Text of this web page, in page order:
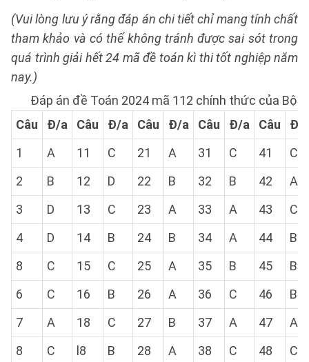
(Vui lòng lưu ý rằng đáp án chi tiết chỉ mang tính chất
tham khảo và có thể không tránh được sai sót trong
quá trình giải hết 24 mã đề toán kì thi tốt nghiệp năm
nay.)
Đáp án đề Toán 2024 mã 112 chính thức của Bộ
Câu
Đ/a Câu Đ/a Câu Đ/a Câu Đ/a Câu
Đ/
1
A 11 C 21 A 31 C 41
C
2
B 12 D 22 B 32 B 42
A
3
D 13 C 23 A 33 A 43
C
4
D 14 B 24 B 34 A 44
B
8
C 15 C 25 A 35 B 45
B
6
C 16 B 26 A 36 C 46
B
7
A 18 C 27 B 37 A 47
A
8
C l8 B 28 A 38 C 48
C